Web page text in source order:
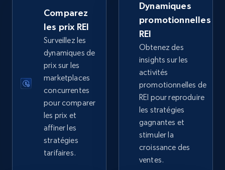
TikTok Shop
URL, Title, Available, Description, Currency, Initial
price, Final price, Discount percent, and more.
5.4K+ Commencer
TikTok Shop - category
URL, Title, Available, Description, Currency, Initial
price, Final price, Discount percent, and more.
Commencer
Comparez
les prix REI
Surveillez les
dynamiques de
prix sur les
marketplaces
concurrentes
pour comparer
les prix et
affiner les
stratégies
tarifaires.
Dynamiques
promotionnelles
REI
Obtenez des
insights sur les
activités
promotionnelles de
REI pour reproduire
les stratégies
gagnantes et
stimuler la
croissance des
ventes.